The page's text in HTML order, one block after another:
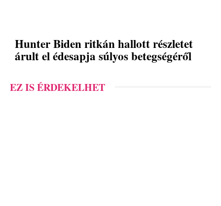
Hunter Biden ritkán hallott részletet
árult el édesapja súlyos betegségéről
EZ IS ÉRDEKELHET